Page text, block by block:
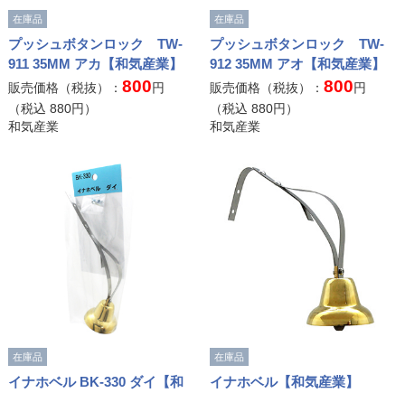
在庫品
プッシュボタンロック TW-
911 35MM アカ【和気産業】
販売価格（税抜）： 800円
（税込 880円）
和気産業
在庫品
プッシュボタンロック TW-
912 35MM アオ【和気産業】
販売価格（税抜）：800円
（税込880円）
和気産業
在庫品
イナホベル BK-330 ダイ【和
在庫品
イナホベル【和気産業】